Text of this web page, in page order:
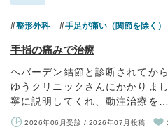
整形外科 手足が痛い（関節を除く）
手指の痛みで治療
ヘバーデン結節と診断されてか
ゆうクリニックさんにかかりま
寧に説明してくれ、動注治療を…
2026年06月受診 / 2026年07月投稿